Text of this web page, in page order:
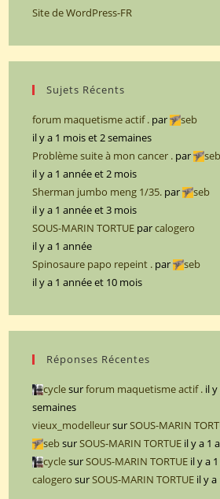
Site de WordPress-FR
Sujets Récents
forum maquetisme actif . par
seb
il y a 1 mois et 2 semaines
Problème suite à mon cancer . par
seb
il y a 1 année et 2 mois
Sherman jumbo meng 1/35. par
seb
il y a 1 année et 3 mois
SOUS-MARIN TORTUE parcalogero
il y a 1 année
Spinosaure papo repeint . par
seb
il y a 1 année et 10 mois
Réponses Récentes
cyclesurforum maquetisme actif . il
semaines
vieux_modelleursurSOUS-MARIN
sebsurSOUS-MARIN TORTUE il y a 1
cyclesurSOUS-MARIN TORTUE il y a
calogero surSOUS-MARIN TORTUE il y